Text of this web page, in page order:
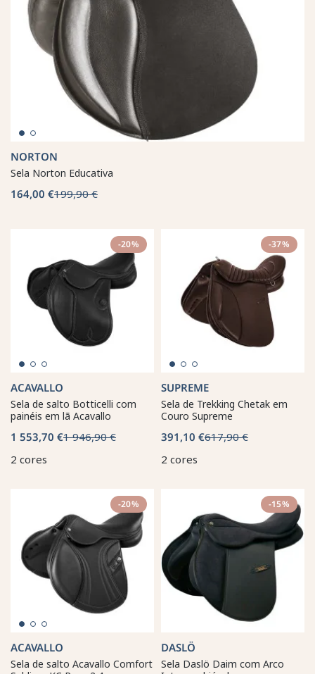
NORTON
Sela Norton Educativa
164,00 €199,90 €
-20%
ACAVALLO
Sela de salto Botticelli com
painéis em lã Acavallo
1 553,70 €1 946,90 €
2 cores
-37%
SUPREME
Sela de Trekking Chetak em
Couro Supreme
391,10 €617,90 €
2 cores
-20%
ACAVALLO
Sela de salto Acavallo Comfort
-15%
DASLÖ
Sela Daslö Daim com Arco